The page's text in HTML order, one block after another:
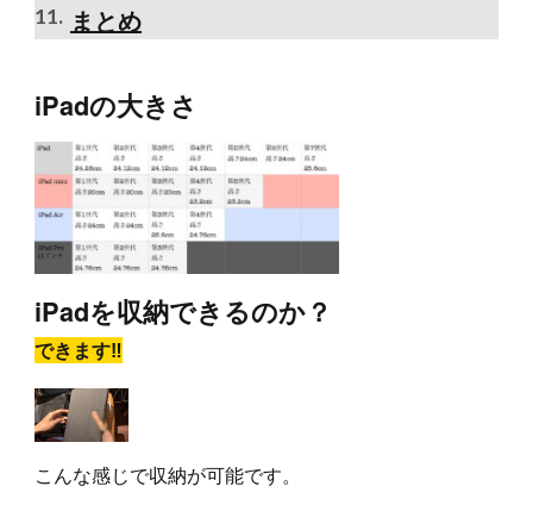
まとめ
iPadの大きさ
iPadを収納できるのか？
できます‼︎
こんな感じで収納が可能です。